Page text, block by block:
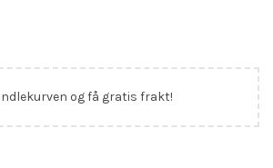
og få gratis frakt!